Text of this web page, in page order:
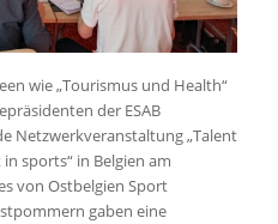
wie „Tourismus und Health“
der ESAB
Netzwerkveranstaltung „Talent
sports“ in Belgien am
von Ostbelgien Sport
gaben eine